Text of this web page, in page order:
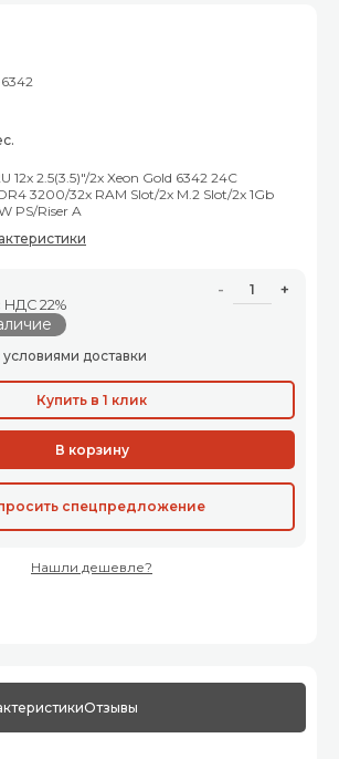
12x 2.5(3.5)"/2x Xeon Gold 6342 24C
3200/32x RAM Slot/2x M.2 Slot/2x 1Gb
PS/Riser A
НДС 22%
- +
доставки
Купить в 1 клик
В корзину
спецпредложение
Нашли дешевле?
Отзывы